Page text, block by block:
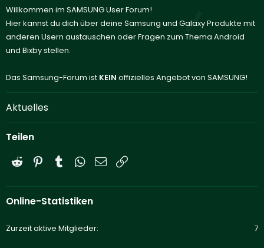
Willkommen im SAMSUNG User Forum!
Hier kannst du dich über deine Samsung und Galaxy Produkte mit
anderen Usern austauschen oder Fragen zum Thema Android
und Bixby stellen.
Das Samsung-Forum ist KEIN offizielles Angebot von SAMSUNG!
Aktuelles
Teilen
Reddit PinterestTumblrWhatsApp
E-Mail
Online-Statistiken
Zurzeit aktive Mitglieder 7